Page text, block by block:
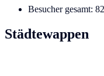
Besucher gesamt:
Städtewappen